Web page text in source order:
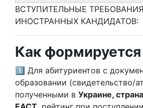
ВСТУПИТЕЛЬНЫЕ
ИНОСТРАННЫХ КАНДИДАТОВ:
Как формируется
1️⃣ Для абитуриентов с
образовании (свидетельство/
полученными в Украине,